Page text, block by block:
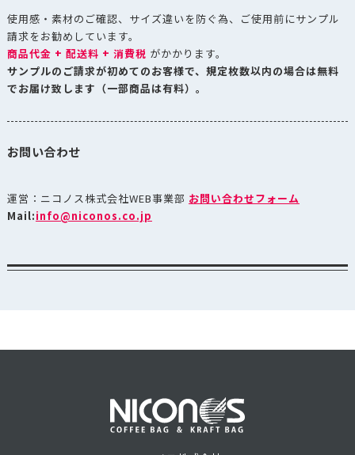
使用感・素材のご確認、サイズ違いを防ぐ為、ご使用前にサンプル
請求をお勧めしています。
商品代金 + 配送料 + 消費税 がかかります。
サンプルのご請求が初めてのお客様で、規定枚数以内の場合は無料
でお届け致します（一部商品は有料）。
お問い合わせ
運営：ニコノス株式会社WEB事業部 お問い合わせフォーム
Mail:info@niconos.co.jp